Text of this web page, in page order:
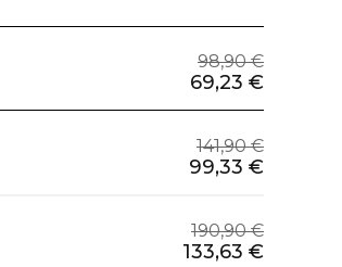
98,90 €
69,23 €
141,90 €
99,33 €
190,90 €
133,63 €